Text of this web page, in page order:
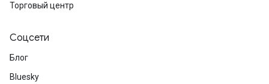
Торговый центр
Соцсети
Блог
Bluesky